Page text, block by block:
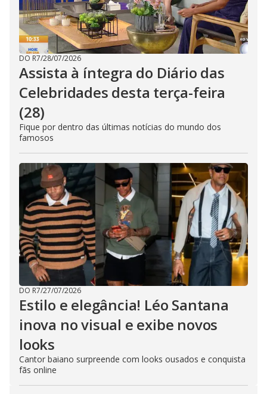
DO R7/28/07/2026
Assista à íntegra do Diário das
Celebridades desta terça-feira
(28)
Fique por dentro das últimas notícias do mundo dos
famosos
DO R7/27/07/2026
Estilo e elegância! Léo Santana
inova no visual e exibe novos
looks
Cantor baiano surpreende com looks ousados e conquista
fãs online